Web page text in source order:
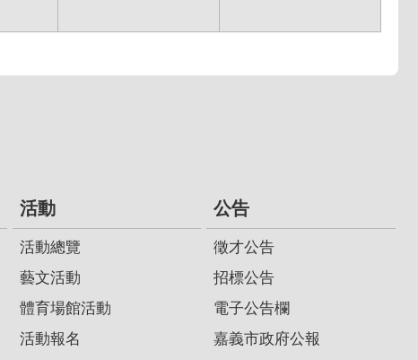
活動
活動總覽
藝文活動
體育場館活動
活動報名
公告
徵才公告
招標公告
電子公告欄
嘉義市政府公報